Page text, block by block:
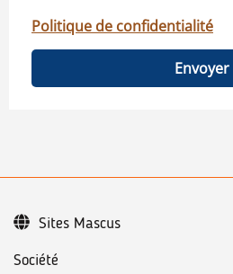
Politique de confidentialité
Envoyer
Société
Sites Mascus